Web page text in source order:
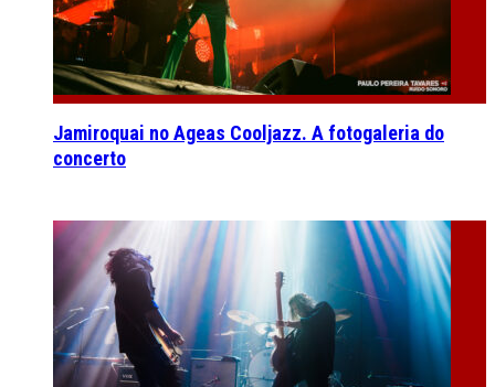
Jamiroquai no Ageas Cooljazz. A fotogaleria do
concerto